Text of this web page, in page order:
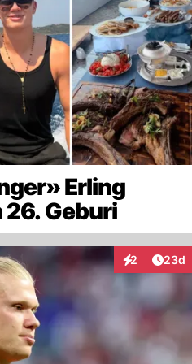
Erling
26. Geburi
2
Interaktionen
23d